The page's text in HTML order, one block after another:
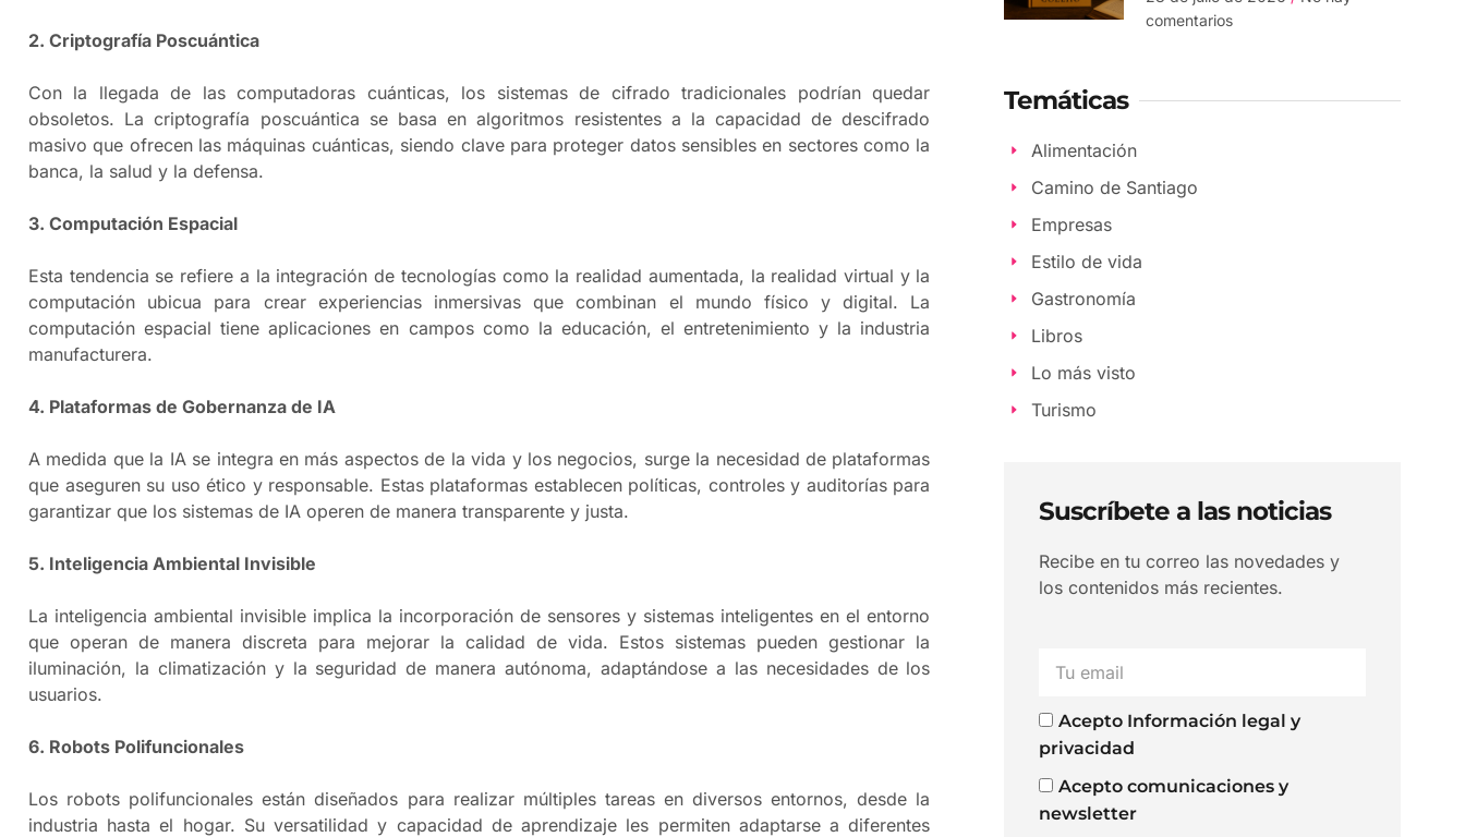
2. Criptografía Poscuántica
Con la llegada de las computadoras cuánticas, los sistemas de cifrado tradicionales podrían quedar
obsoletos. La criptografía poscuántica se basa en algoritmos resistentes a la capacidad de descifrado
masivo que ofrecen las máquinas cuánticas, siendo clave para proteger datos sensibles en sectores como la
banca, la salud y la defensa. ​
3. Computación Espacial
Esta tendencia se refiere a la integración de tecnologías como la realidad aumentada, la realidad virtual y la
computación ubicua para crear experiencias inmersivas que combinan el mundo físico y digital. La
computación espacial tiene aplicaciones en campos como la educación, el entretenimiento y la industria
manufacturera.
4. Plataformas de Gobernanza de IA
A medida que la IA se integra en más aspectos de la vida y los negocios, surge la necesidad de plataformas
que aseguren su uso ético y responsable. Estas plataformas establecen políticas, controles y auditorías para
garantizar que los sistemas de IA operen de manera transparente y justa.
5. Inteligencia Ambiental Invisible
La inteligencia ambiental invisible implica la incorporación de sensores y sistemas inteligentes en el entorno
que operan de manera discreta para mejorar la calidad de vida. Estos sistemas pueden gestionar la
iluminación, la climatización y la seguridad de manera autónoma, adaptándose a las necesidades de los
usuarios. ​
6. Robots Polifuncionales
Los robots polifuncionales están diseñados para realizar múltiples tareas en diversos entornos, desde la
industria hasta el hogar. Su versatilidad y capacidad de aprendizaje les permiten adaptarse a diferentes
comentarios
Temáticas
Alimentación
Camino de Santiago
Empresas
Estilo de vida
Gastronomía
Libros
Lo más visto
Turismo
Suscríbete a las noticias
Recibe en tu correo las novedades y
los contenidos más recientes.
Acepto Información legal y
privacidad
Acepto comunicaciones y
newsletter